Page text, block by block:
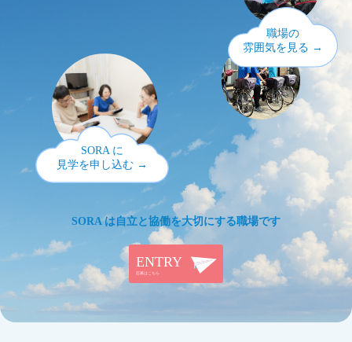
SORA は自立と協働を大切にする職場です
SORA に
見学を申し込む →
職場の
雰囲気を見る →